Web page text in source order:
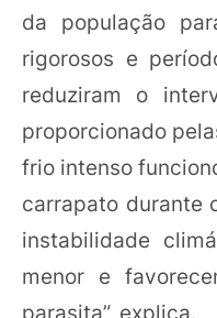
da população
rigorosos e
reduziram o
proporcionado
frio intenso
carrapato durante
instabilidade
menor e
parasita”, explica.